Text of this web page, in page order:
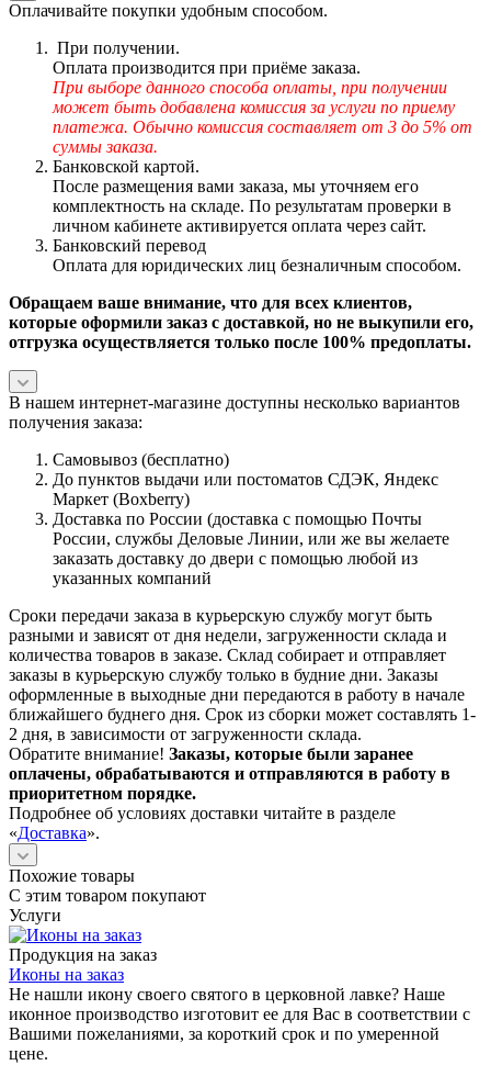
Оплачивайте покупки удобным способом.
При получении.
Оплата производится при приёме заказа.
При выборе данного способа оплаты, при получении
может быть добавлена комиссия за услуги по приему
платежа. Обычно комиссия составляет от 3 до 5% от
суммы заказа.
Банковской картой.
После размещения вами заказа, мы уточняем его
комплектность на складе. По результатам проверки в
личном кабинете активируется оплата через сайт.
Банковский перевод
Оплата для юридических лиц безналичным способом.
Обращаем ваше внимание, что для всех клиентов,
которые оформили заказ с доставкой, но не выкупили его,
отгрузка осуществляется только после 100% предоплаты.
В нашем интернет-магазине доступны несколько вариантов
получения заказа:
Самовывоз (бесплатно)
До пунктов выдачи или постоматов СДЭК, Яндекс
Маркет (Boxberry)
Доставка по России (доставка с помощью Почты
России, службы Деловые Линии, или же вы желаете
заказать доставку до двери с помощью любой из
указанных компаний
Сроки передачи заказа в курьерскую службу могут быть
разными и зависят от дня недели, загруженности склада и
количества товаров в заказе. Склад собирает и отправляет
заказы в курьерскую службу только в будние дни. Заказы
оформленные в выходные дни передаются в работу в начале
ближайшего буднего дня. Срок из сборки может составлять 1-
2 дня, в зависимости от загруженности склада.
Обратите внимание! Заказы, которые были заранее
оплачены, обрабатываются и отправляются в работу в
приоритетном порядке.
Подробнее об условиях доставки читайте в разделе
«Доставка».
Похожие товары
С этим товаром покупают
Услуги
Продукция на заказ
Иконы на заказ
Не нашли икону своего святого в церковной лавке? Наше
иконное производство изготовит ее для Вас в соответствии с
Вашими пожеланиями, за короткий срок и по умеренной
цене.